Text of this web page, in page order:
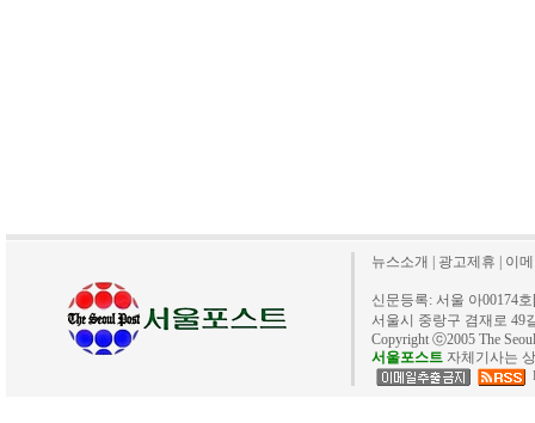
뉴스소개 광고제휴 이
신문등록: 서울 아00174
서울시 중랑구 겸재로 49
Copyright ⓒ2005 The
서울포스트 자체기사는